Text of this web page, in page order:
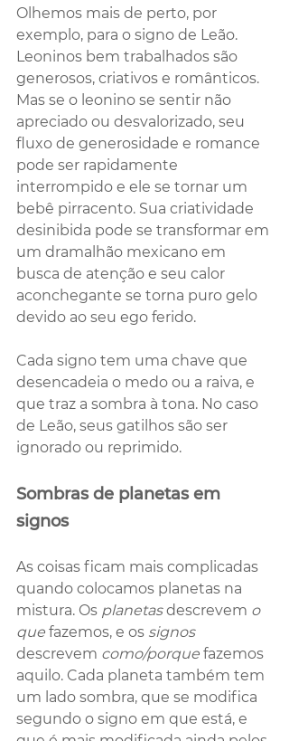
Olhemos mais de perto, por
exemplo, para o signo de Leão.
Leoninos bem trabalhados são
generosos, criativos e românticos.
Mas se o leonino se sentir não
apreciado ou desvalorizado, seu
fluxo de generosidade e romance
pode ser rapidamente
interrompido e ele se tornar um
bebê pirracento. Sua criatividade
desinibida pode se transformar em
um dramalhão mexicano em
busca de atenção e seu calor
aconchegante se torna puro gelo
devido ao seu ego ferido.
Cada signo tem uma chave que
desencadeia o medo ou a raiva, e
que traz a sombra à tona. No caso
de Leão, seus gatilhos são ser
ignorado ou reprimido.
Sombras de planetas em
signos
As coisas ficam mais complicadas
quando colocamos planetas na
mistura. Os planetas descrevem o
que fazemos, e os signos
descrevem como/porque fazemos
aquilo. Cada planeta também tem
um lado sombra, que se modifica
segundo o signo em que está, e